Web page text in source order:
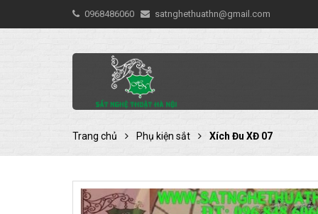
0968486060 satnghethuathn@gmail.com
Trang chủ Phụ kiện sắt Xích Đu XĐ 07